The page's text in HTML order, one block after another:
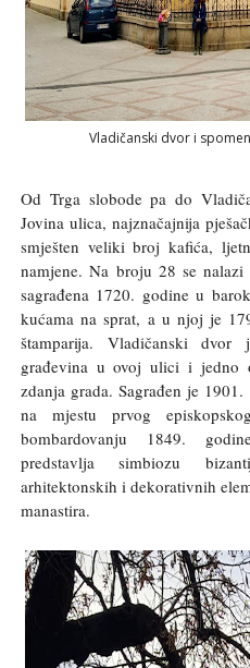
Vladičanski dvor i
Od Trga slobode pa do
Jovina ulica, najznačajnija
smješten veliki broj kafića,
namjene. Na broju 28 se
sagrađena 1720. godine u
kućama na sprat, a u njoj je
štamparija. Vladičanski dvor
građevina u ovoj ulici i jedno
zdanja grada. Sagrađen je
na mjestu prvog
bombardovanju 1849.
predstavlja simbiozu
arhitektonskih i dekorativnih
manastira.